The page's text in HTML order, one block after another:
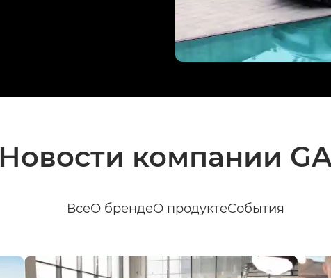
Новости компании
ВсеО брендеО продуктеСобытия